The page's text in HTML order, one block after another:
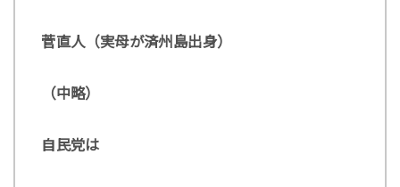
菅直人（実母が済州島出身）
（中略）
自民党は